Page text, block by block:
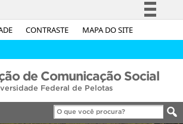
CONTRASTE MAPA DO SITE
Simplifique!
Acesso à informação
Legislação
Canais
de Comunicação Social
Federal de Pelotas